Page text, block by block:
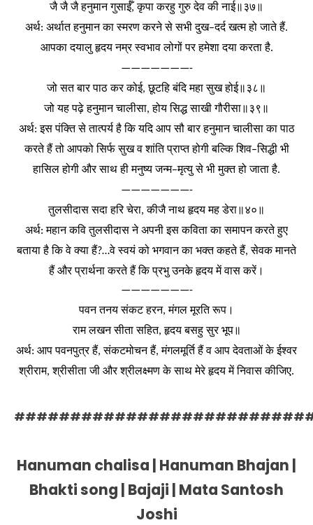
जै जै जै हनुमान गुसाईँ,कृपा करहु गुरु देव की नाई॥३७॥
अर्थ: अर्थात हनुमान का स्मरण करने से सभी दुख–दर्द खत्म हो जाते हैं.
आपका दयालु हृदय नम्र स्वभाव लोगों पर हमेशा दया करता है.
———————-
जो सत बार पाठ कर कोई,छूटहि बंदि महा सुख होई॥३८॥
जो यह पढ़े हनुमान चालीसा,होय सिद्ध साखी गौरीसा॥३९॥
अर्थ:इस पंक्ति से तात्पर्य है कि यदि आप सौ बार हनुमान चालीसा का पाठ
करते हैं तो आपको सिर्फ सुख व शांति प्राप्त होगी बल्कि शिव–सिद्धी भी
हासिल होगी और साथ ही मनुष्य जन्म–मृत्यु से भी मुक्त हो जाता है.
———————-
तुलसीदास सदा हरि चेरा,कीजै नाथ हृदय मह डेरा॥४०॥
अर्थ:महान कवि तुलसीदास ने अपनी इस कविता का समापन करते हुए
बताया है कि वे क्या हैं?…वे स्वयं को भगवान का भक्त कहते हैं,सेवक मानते
हैं और प्रार्थना करते हैं कि प्रभु उनके हृदय में वास करें।
———————-
पवन तनय संकट हरन,मंगल मूरति रूप।
राम लखन सीता सहित,हृदय बसहु सुर भूप॥
अर्थ: आप पवनपुत्र हैं,संकटमोचन हैं,मंगलमूर्ति हैं व आप देवताओं के ईश्वर
श्रीराम,श्रीसीता जी और श्रीलक्ष्मण के साथ मेरे हृदय में निवास कीजिए.
Hanuman chalisa | Hanuman Bhajan |
Bhakti song | Bajaji | Mata Santosh
Joshi